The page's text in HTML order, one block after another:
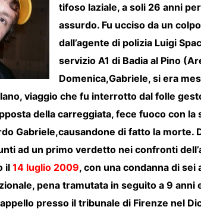
tifoso laziale, a soli 26 anni
assurdo. Fu ucciso da un
dall’agente di polizia Luigi
servizio A1 di Badia al Pino
Domenica,Gabriele, si era
viaggio che fu interrotto dal folle
della carreggiata, fece fuoco con la
Gabriele,causandone di fatto la morte.
ad un primo verdetto nei confronti
il 14 luglio 2009, con una condanna di sei
pena tramutata in seguito a 9 anni
presso il tribunale di Firenze nel